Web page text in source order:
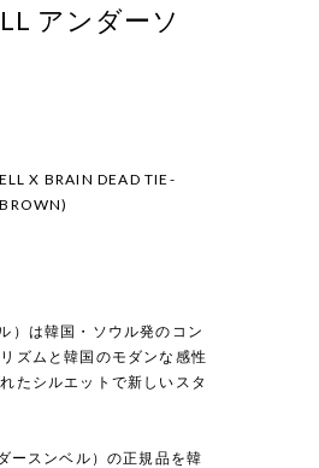
アンダーソ
X BRAIN DEAD TIE-
）は韓国・ソウル発のコン
ズムと韓国のモダンな感性
たシルエットで新しいスタ
ースンベル）の正規品を韓